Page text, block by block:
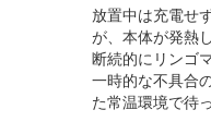
放置中は充電せ
が、本体が発熱
断続的にリンゴ
一時的な不具合
た常温環境で待